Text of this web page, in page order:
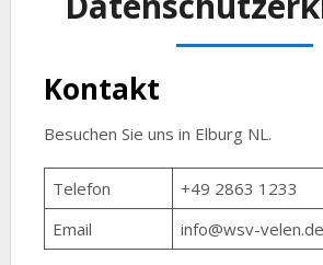
Kontakt
Besuchen Sie uns in Elburg NL.
Telefon
+49 2863 1233
Email
info@wsv-velen.de